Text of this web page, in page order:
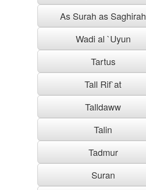
As Surah as Saghirah
Wadi al `Uyun
Tartus
Tall Rif`at
Talldaww
Talin
Tadmur
Suran